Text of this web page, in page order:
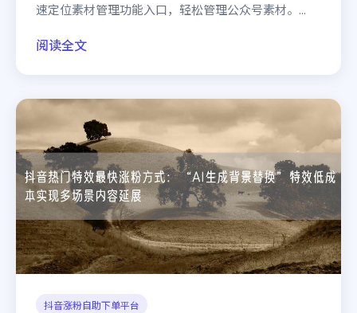
速定位素材管理功能入口，轻松管理公众号素材。...
阅读全文
抖音涨粉自助下单平台